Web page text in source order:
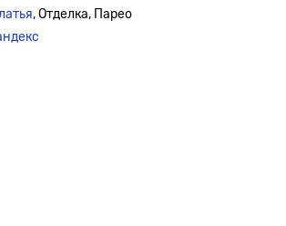
, Отделка, Парео